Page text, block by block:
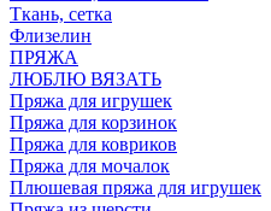
Ткань, сетка
Флизелин
ПРЯЖА
ЛЮБЛЮ ВЯЗАТЬ
Пряжа для игрушек
Пряжа для корзинок
Пряжа для ковриков
Пряжа для мочалок
Плюшевая пряжа для игрушек